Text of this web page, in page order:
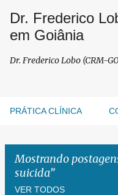
Pular
Dr. Frederico
em Goiânia
Dr. Frederico Lobo (CRM-GO
PRÁTICA CLÍNICA
Mostrando
suicida
VER TODOS